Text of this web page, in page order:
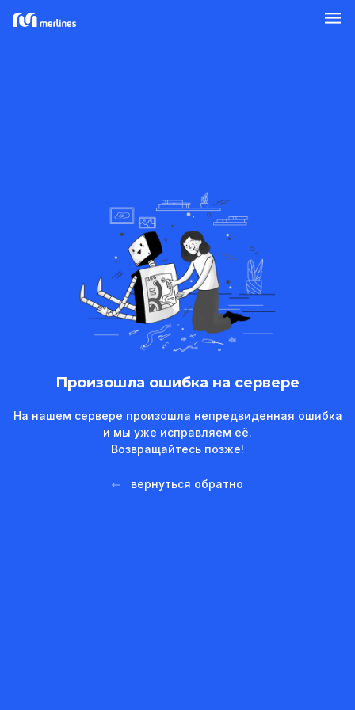
Произошла ошибка на сервере
На нашем сервере произошла непредвиденная ошибка
и мы уже исправляем её.
Возвращайтесь позже!
вернуться обратно